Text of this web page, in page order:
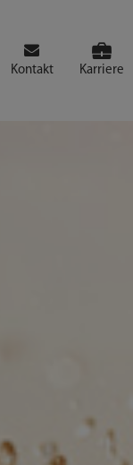
Kontakt Karriere